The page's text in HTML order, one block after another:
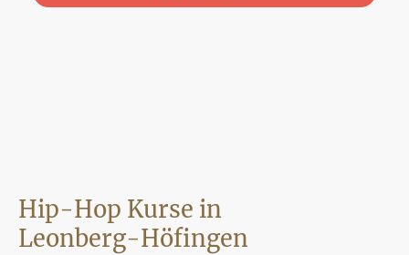
Hip-Hop Kurse in
Leonberg-Höfingen